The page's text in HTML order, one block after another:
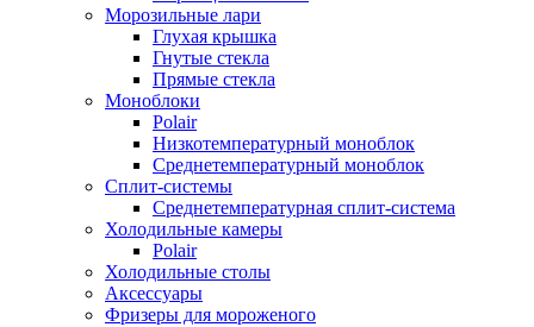
Морозильные лари
Глухая крышка
Гнутые стекла
Прямые стекла
Моноблоки
Polair
Низкотемпературный моноблок
Среднетемпературный моноблок
Сплит-системы
Среднетемпературная сплит-система
Холодильные камеры
Polair
Холодильные столы
Аксессуары
Фризеры для мороженого